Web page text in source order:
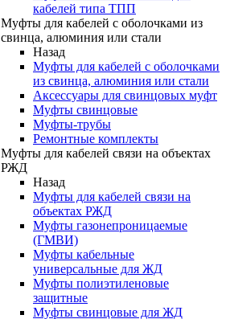
кабелей типа ТПП
Муфты для кабелей с оболочками из
свинца, алюминия или стали
Назад
Муфты для кабелей с оболочками
из свинца, алюминия или стали
Аксессуары для свинцовых муфт
Муфты свинцовые
Муфты-трубы
Ремонтные комплекты
Муфты для кабелей связи на объектах
РЖД
Назад
Муфты для кабелей связи на
объектах РЖД
Муфты газонепроницаемые
(ГМВИ)
Муфты кабельные
универсальные для ЖД
Муфты полиэтиленовые
защитные
Муфты свинцовые для ЖД